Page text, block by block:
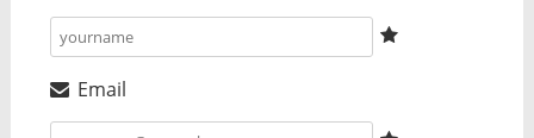
Email